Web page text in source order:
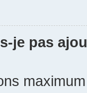
je pas